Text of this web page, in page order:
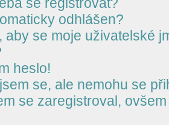
odhlášen?
aby se moje uživatelské
heslo!
se, ale nemohu se
se zaregistroval,